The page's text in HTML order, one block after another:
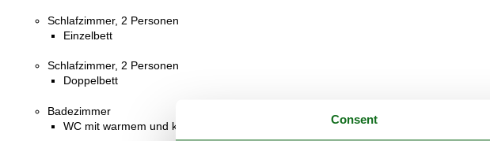
Schlafzimmer, 2 Personen
Einzelbett
Schlafzimmer, 2 Personen
Doppelbett
Badezimmer
WC mit warmem und kaltem Wasser, Badewanne
Consent